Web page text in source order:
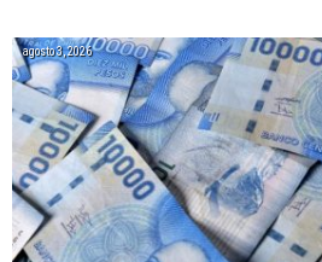
agosto 3, 2026